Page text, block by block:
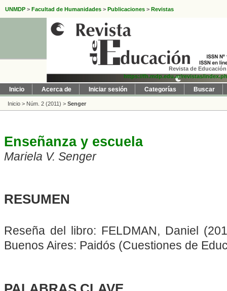
UNMDP > Facultad de Humanidades > Publicaciones > Revistas
Revista de
https://fh.mdp.edu.ar/revistas/
Inicio Acerca de Iniciar sesión Categorías Buscar
Inicio > Núm. 2 (2011) > Senger
Enseñanza y escuela
Mariela V. Senger
RESUMEN
Reseña del libro: FELDMAN, Daniel
Buenos Aires: Paidós (Cuestiones de